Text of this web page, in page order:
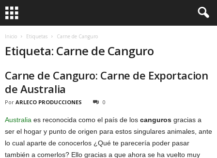
Inicio Etiquetas Carne de Canguro
Etiqueta: Carne de Canguro
Carne de Canguro: Carne de Exportacion
de Australia
Por ARLECO PRODUCCIONES 0
Australia es reconocida como el país de los canguros gracias a
ser el hogar y punto de origen para estos singulares animales, ante
lo cual aparte de conocerlos ¿Qué te parecería poder pasar
también a comerlos? Ello gracias a que ahora se ha vuelto muy